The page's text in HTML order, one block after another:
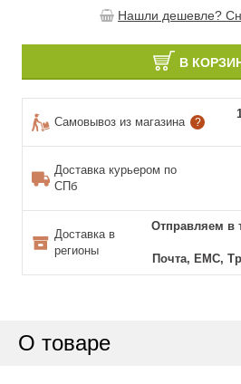
Нашли дешевле?
В
Самовывоз из магазина ?
Доставка курьером по
СПб
Доставка в
регионы
Отправляем в
Почта, ЕМС,
О товаре